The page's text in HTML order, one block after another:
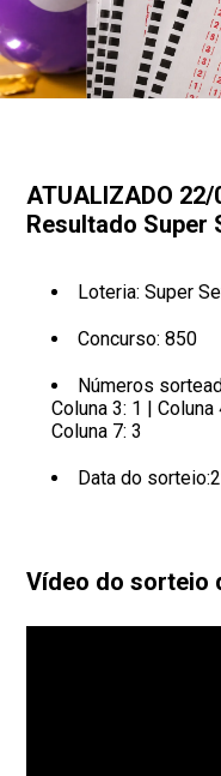
ATUALIZADO
Resultado Super
Loteria: Super
Concurso: 850
Números
Coluna 3: 1 |
Coluna 7: 3
Data do
Vídeo do sorteio